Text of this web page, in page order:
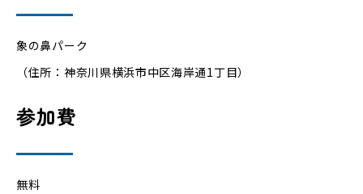
象の鼻パーク
（住所：神奈川県横浜市中区海岸通1丁目）
参加費
無料